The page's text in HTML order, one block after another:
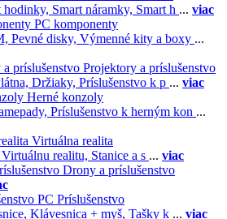
hodinky, Smart náramky, Smart h ... viac
PC komponenty
Pevné disky, Výmenné kity a boxy ...
Projektory a príslušenstvo
Držiaky, Príslušenstvo k p ... viac
Herné konzoly
Príslušenstvo k herným kon ...
Virtuálna realita
realitu, Stanice a s ... viac
Drony a príslušenstvo
PC Príslušenstvo
Klávesnica + myš, Tašky k ... viac